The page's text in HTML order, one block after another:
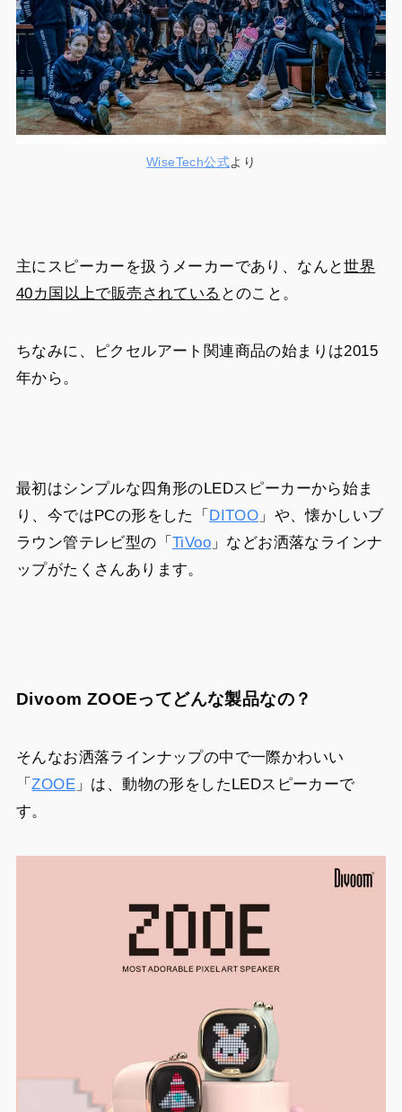
WiseTech公式より
主にスピーカーを扱うメーカーであり、なんと世界
40カ国以上で販売されている とのこと。
ちなみに、ピクセルアート関連商品の始まりは2015
年から。
最初はシンプルな四角形のLEDスピーカーから始ま
り、今ではPCの形をした「 DITOO 」や、懐かしいブ
ラウン管テレビ型の「 TiVoo」などお洒落なラインナ
ップがたくさんあります。
Divoom ZOOEってどんな製品なの？
そんなお洒落ラインナップの中で一際かわいい
「ZOOE」は、動物の形をしたLEDスピーカーで
す。